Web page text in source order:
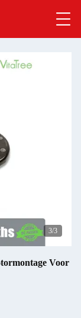
3/3
Voor